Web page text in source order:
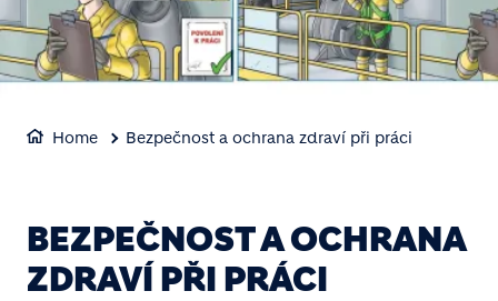
Home Bezpečnost a ochrana zdraví při práci
BEZPEČNOST A OCHRANA
ZDRAVÍ PŘI PRÁCI